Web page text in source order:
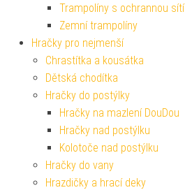
Trampolíny s ochrannou sítí
Zemní trampolíny
Hračky pro nejmenší
Chrastítka a kousátka
Dětská chodítka
Hračky do postýlky
Hračky na mazlení DouDou
Hračky nad postýlku
Kolotoče nad postýlku
Hračky do vany
Hrazdičky a hrací deky